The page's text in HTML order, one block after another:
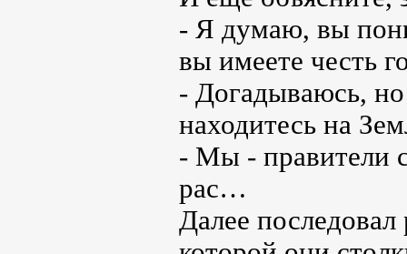
- Я думаю, вы
вы имеете честь
- Догадываюсь,
находитесь на
- Мы - правители
рас…
Далее последовал